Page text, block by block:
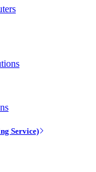
Service)